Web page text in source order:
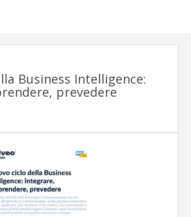
Business Intelligence:
prevedere